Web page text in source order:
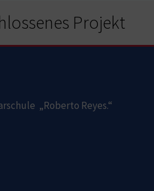
Projekt
„Roberto Reyes.“